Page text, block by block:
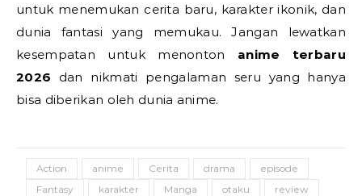
untuk menemukan cerita baru, karakter ikonik, dan
dunia fantasi yang memukau. Jangan lewatkan
kesempatan untuk menonton anime terbaru
2026 dan nikmati pengalaman seru yang hanya
bisa diberikan oleh dunia anime.
Action anime Cerita drama
episode
Fantasy
karakter Manga otaku review